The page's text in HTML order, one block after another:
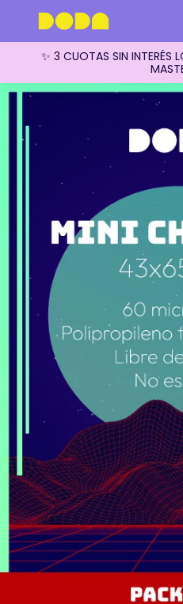
✨ 3 CUOTAS SIN INTERÉS